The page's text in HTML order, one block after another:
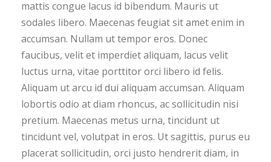
mattis congue lacus id bibendum. Mauris ut
sodales libero. Maecenas feugiat sit amet enim in
accumsan. Nullam ut tempor eros. Donec
faucibus, velit et imperdiet aliquam, lacus velit
luctus urna, vitae porttitor orci libero id felis.
Aliquam ut arcu id dui aliquam accumsan. Aliquam
lobortis odio at diam rhoncus, ac sollicitudin nisi
pretium. Maecenas metus urna, tincidunt ut
tincidunt vel, volutpat in eros. Ut sagittis, purus eu
placerat sollicitudin, orci justo hendrerit diam, in